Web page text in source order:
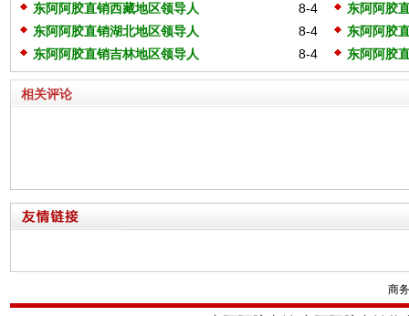
8-4
东阿阿胶直销西藏地区领导人
东阿阿胶
8-4
东阿阿胶直销湖北地区领导人
东阿阿胶
8-4
东阿阿胶直销吉林地区领导人 东阿阿胶
相关评论
商